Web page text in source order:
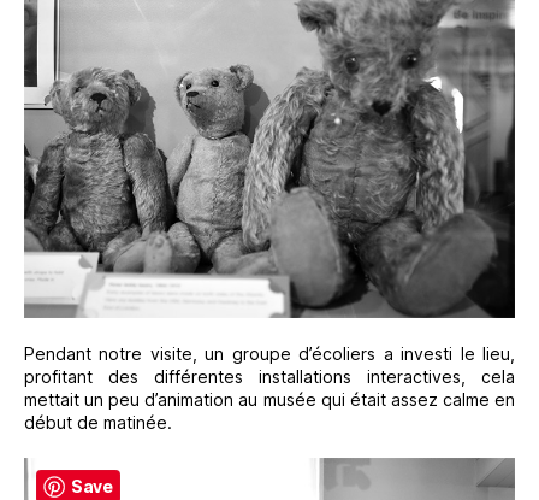
Pendant notre visite, un groupe d’écoliers a investi le lieu,
profitant des différentes installations interactives, cela
mettait un peu d’animation au musée qui était assez calme en
début de matinée.
Save